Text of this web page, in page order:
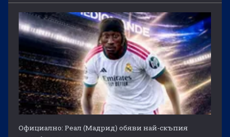
Официално: Реал (Мадрид) обяви най-скъпия